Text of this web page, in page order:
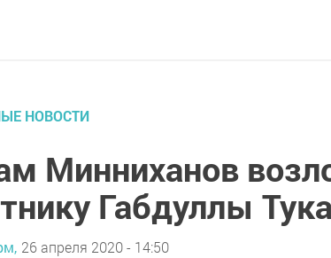
НОВОСТИ
Минниханов
Габдуллы
26 апреля 2020 - 14:50